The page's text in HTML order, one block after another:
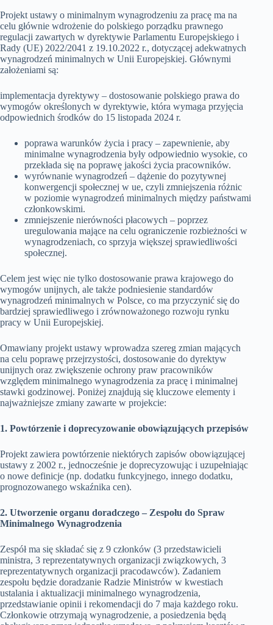
Projekt ustawy o minimalnym wynagrodzeniu za pracę ma na
celu głównie wdrożenie do polskiego porządku prawnego
regulacji zawartych w dyrektywie Parlamentu Europejskiego i
Rady (UE) 2022/2041 z 19.10.2022 r., dotyczącej adekwatnych
wynagrodzeń minimalnych w Unii Europejskiej. Głównymi
założeniami są:
implementacja dyrektywy – dostosowanie polskiego prawa do
wymogów określonych w dyrektywie, która wymaga przyjęcia
odpowiednich środków do 15 listopada 2024 r.
poprawa warunków życia i pracy – zapewnienie, aby
minimalne wynagrodzenia były odpowiednio wysokie, co
przekłada się na poprawę jakości życia pracowników.
wyrównanie wynagrodzeń – dążenie do pozytywnej
konwergencji społecznej w ue, czyli zmniejszenia różnic
w poziomie wynagrodzeń minimalnych między państwami
członkowskimi.
zmniejszenie nierówności płacowych – poprzez
uregulowania mające na celu ograniczenie rozbieżności w
wynagrodzeniach, co sprzyja większej sprawiedliwości
społecznej.
Celem jest więc nie tylko dostosowanie prawa krajowego do
wymogów unijnych, ale także podniesienie standardów
wynagrodzeń minimalnych w Polsce, co ma przyczynić się do
bardziej sprawiedliwego i zrównoważonego rozwoju rynku
pracy w Unii Europejskiej.
Omawiany projekt ustawy wprowadza szereg zmian mających
na celu poprawę przejrzystości, dostosowanie do dyrektyw
unijnych oraz zwiększenie ochrony praw pracowników
względem minimalnego wynagrodzenia za pracę i minimalnej
stawki godzinowej. Poniżej znajdują się kluczowe elementy i
najważniejsze zmiany zawarte w projekcie:
1. Powtórzenie i doprecyzowanie obowiązujących przepisów
Projekt zawiera powtórzenie niektórych zapisów obowiązującej
ustawy z 2002 r., jednocześnie je doprecyzowując i uzupełniając
o nowe definicje (np. dodatku funkcyjnego, innego dodatku,
prognozowanego wskaźnika cen).
2. Utworzenie organu doradczego – Zespołu do Spraw
Minimalnego Wynagrodzenia
Zespół ma się składać się z 9 członków (3 przedstawicieli
ministra, 3 reprezentatywnych organizacji związkowych, 3
reprezentatywnych organizacji pracodawców). Zadaniem
zespołu będzie doradzanie Radzie Ministrów w kwestiach
ustalania i aktualizacji minimalnego wynagrodzenia,
przedstawianie opinii i rekomendacji do 7 maja każdego roku.
Członkowie otrzymają wynagrodzenie, a posiedzenia będą